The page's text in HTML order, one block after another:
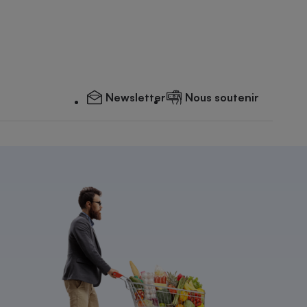
Newsletter Nous soutenir